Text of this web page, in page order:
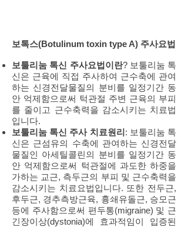
보톡스(Botulinum toxin type A) 주사요법
보툴리눔 톡신 주사요법이란? 보툴리눔 톡
신은 근육에 직접 주사하여 근수축에 관여
하는 신경전달물질의 분비를 일정기간 동
안 억제함으로써 턱관절 주변 근육의 부피
를 줄이고 근수축력을 감소시키는 치료법
입니다.
보툴리눔 톡신 주사 치료원리: 보툴리눔 톡
신은 근섬유의 수축에 관여하는 신경전달
물질인 아세틸콜린의 분비를 일정기간 동
안 억제함으로써 턱관절에 과도한 하중을
가하는 교근, 측두근의 부피 및 근수축력을
감소시키는 치료요법입니다. 또한 전두근,
후두근, 경추측방근육, 흉쇄유돌근, 승모근
등에 주사함으로써 편두통(migraine) 및 근
긴장이상(dystonia)에 효과적임이 입증된